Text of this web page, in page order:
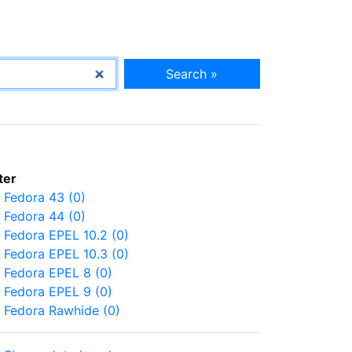
Search »
Fedora 43 (0)
Fedora 44 (0)
Fedora EPEL 10.2 (0)
Fedora EPEL 10.3 (0)
Fedora EPEL 8 (0)
Fedora EPEL 9 (0)
Fedora Rawhide (0)